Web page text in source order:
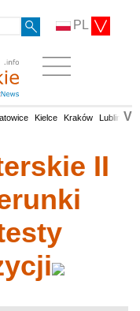
PL
Kielce Kraków Lublin V
II